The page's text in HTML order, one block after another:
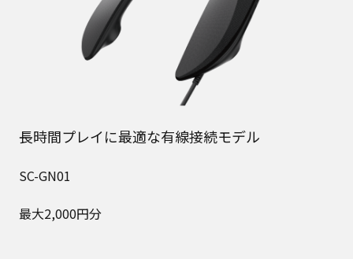
長時間プレイに最適な有線接続モデル
SC-GN01
最大2,000円分